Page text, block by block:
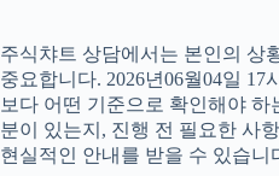
주식챠트 상담에서는 본인의 상
중요합니다. 2026년06월04일 17
보다 어떤 기준으로 확인해야
분이 있는지, 진행 전 필요한 사
현실적인 안내를 받을 수 있습니